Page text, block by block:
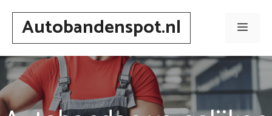
Spring
inhoudAutobandenspot.nl Menu